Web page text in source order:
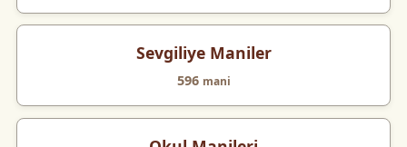
Sevgiliye Maniler
596 mani